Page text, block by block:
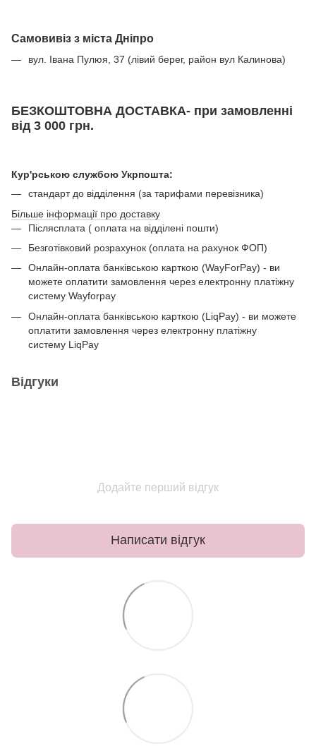
Самовивіз з міста Дніпро
вул. Івана Пулюя, 37 (лівий берег, район вул Калинова)
БЕЗКОШТОВНА ДОСТАВКА- при замовленні
від 3 000 грн.
Кур'рською службою Укрпошта:
стандарт до відділення (за тарифами перевізника)
Більше інформації про доставку
Післясплата ( оплата на відділені пошти)
Безготівковий розрахунок (оплата на рахунок ФОП)
Онлайн-оплата банківською карткою (WayForPay) - ви
можете оплатити замовлення через електронну платіжну
систему Wayforpay
Онлайн-оплата банківською карткою (LiqPay) - ви можете
оплатити замовлення через електронну платіжну
систему LiqPay
Відгуки
Додайте перший відгук
Написати відгук